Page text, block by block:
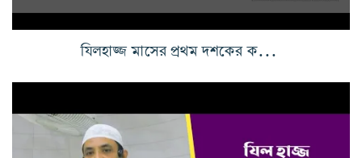
যিলহাজ্জ মাসের প্রথম দশকের করণীয় ও ফযিলাত